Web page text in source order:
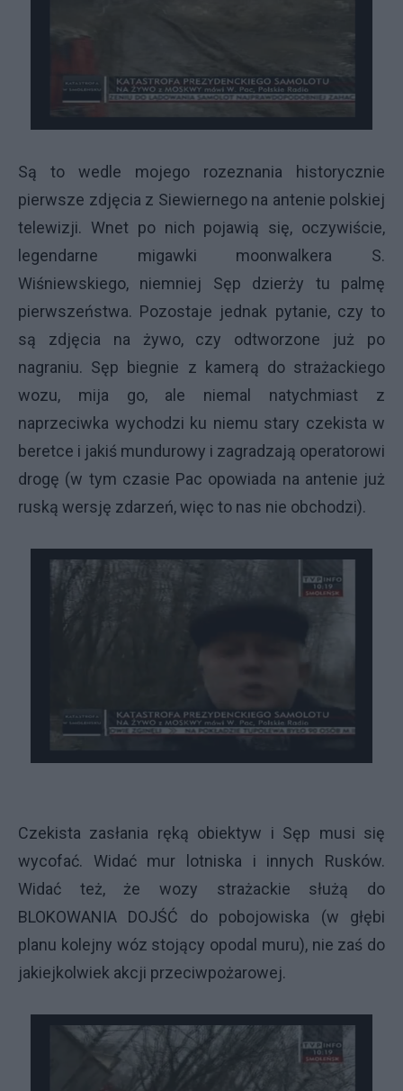
Są to wedle mojego rozeznania historycznie
pierwsze zdjęcia z Siewiernego na antenie polskiej
telewizji. Wnet po nich pojawią się, oczywiście,
legendarne migawki moonwalkera S.
Wiśniewskiego, niemniej Sęp dzierży tu palmę
pierwszeństwa. Pozostaje jednak pytanie, czy to
są zdjęcia na żywo, czy odtworzone już po
nagraniu. Sęp biegnie z kamerą do strażackiego
wozu, mija go, ale niemal natychmiast z
naprzeciwka wychodzi ku niemu stary czekista w
beretce i jakiś mundurowy i zagradzają operatorowi
drogę (w tym czasie Pac opowiada na antenie już
ruską wersję zdarzeń, więc to nas nie obchodzi).
Czekista zasłania ręką obiektyw i Sęp musi się
wycofać. Widać mur lotniska i innych Rusków.
Widać też, że wozy strażackie służą do
BLOKOWANIA DOJŚĆ do pobojowiska (w głębi
planu kolejny wóz stojący opodal muru), nie zaś do
jakiejkolwiek akcji przeciwpożarowej.